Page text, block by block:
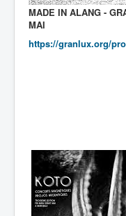
MADE IN ALANG -
MAI
https://granlux.org/